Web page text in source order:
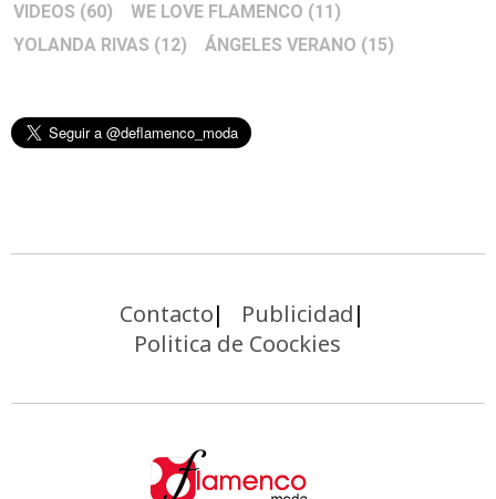
VIDEOS (60) WE LOVE FLAMENCO (11)
YOLANDA RIVAS (12) ÁNGELES VERANO (15)
Contacto
Publicidad
Politica de Coockies